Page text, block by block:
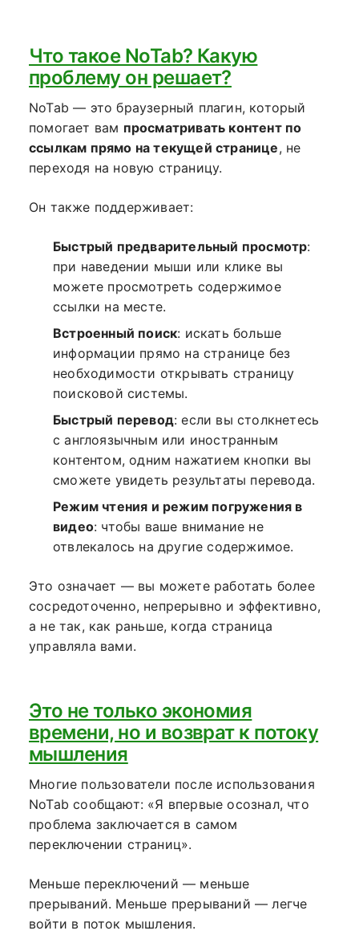
Что такое NoTab? Какую
проблему он решает?
NoTab — это браузерный плагин, который
помогает вам просматривать контент по
ссылкам прямо на текущей странице, не
переходя на новую страницу.
Он также поддерживает:
Быстрый предварительный просмотр:
при наведении мыши или клике вы
можете просмотреть содержимое
ссылки на месте.
Встроенный поиск: искать больше
информации прямо на странице без
необходимости открывать страницу
поисковой системы.
Быстрый перевод: если вы столкнетесь
с англоязычным или иностранным
контентом, одним нажатием кнопки вы
сможете увидеть результаты перевода.
Режим чтения и режим погружения в
видео: чтобы ваше внимание не
отвлекалось на другие содержимое.
Это означает — вы можете работать более
сосредоточенно, непрерывно и эффективно,
а не так, как раньше, когда страница
управляла вами.
Это не только экономия
времени, но и возврат к потоку
мышления
Многие пользователи после использования
NoTab сообщают: «Я впервые осознал, что
проблема заключается в самом
переключении страниц».
Меньше переключений — меньше
прерываний. Меньше прерываний — легче
войти в поток мышления.